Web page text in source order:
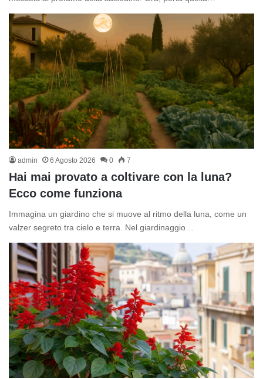
admin 6 Agosto 2026 0 7
Hai mai provato a coltivare con la luna?
Ecco come funziona
Immagina un giardino che si muove al ritmo della luna, come un
valzer segreto tra cielo e terra. Nel giardinaggio…